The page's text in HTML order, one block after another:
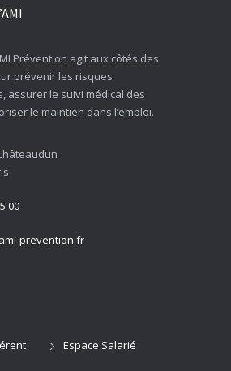
Prévention agit aux côtés des
prévenir les risques
assurer le suivi médical des
le maintien dans l’emploi.
00
prevention.fr
Espace Salarié